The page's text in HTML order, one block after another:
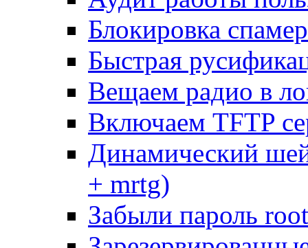
Блокировка
Быстрая
Вещаем радио в
Включаем TFTP
Динамический
+ mrtg)
Забыли пароль